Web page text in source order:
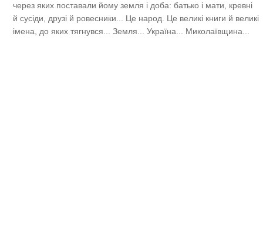
через яких поставали йому земля і доба: батько і мати, кревні
й сусіди, друзі й ровесники... Це народ. Це великі книги й великі
імена, до яких тягнувся... Земля... Україна... Миколаївщина...